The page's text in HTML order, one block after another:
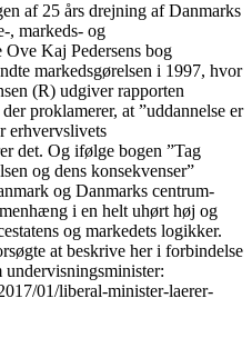
af 25 års drejning af Danmarks
, markeds- og
Kaj Pedersens bog
markedsgørelsen i 1997, hvor
(R) udgiver rapporten
proklamerer, at ”uddannelse er
erhvervslivets
det. Og ifølge bogen ”Tag
og dens konsekvenser”
og Danmarks centrum-
i en helt uhørt høj og
og markedets logikker.
at beskrive her i forbindelse
undervisningsminister:
01/liberal-minister-laerer-